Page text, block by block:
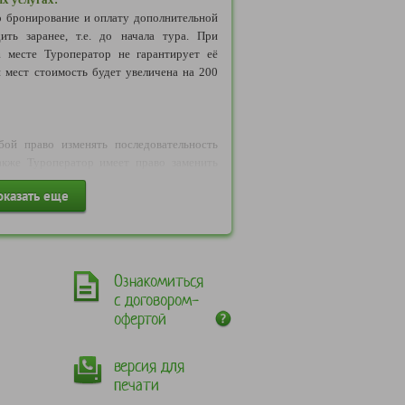
Баден-Баден" - посещение терм "Баден-
Возвращение в гостиницу.
Центра истории камнерезного дела.
природного парка «Бажовские
магазина Сысертского фарфорового
и оплату дополнительной
заранее, т.е. до начала тура. При
Туроператор не гарантирует её
стоимость будет увеличена на 200
право изменять последовательность
при условии заблаговременного
еще
Ознакомиться
с договором-
офертой
версия для
печати